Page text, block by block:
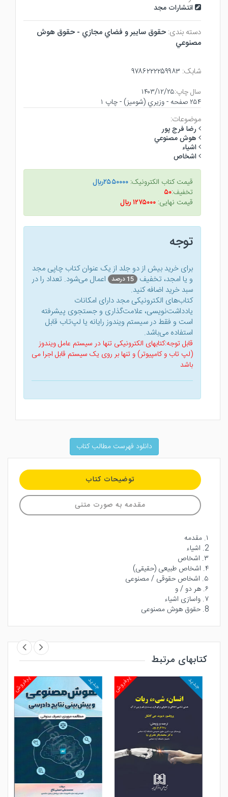
انتشارات مجد
دسته بندی: حقوق سايبر و فضاي مجازي - حقوق هوش
مصنوعي
شابک: ۹۷۸۶۲۲۲۲۵۹۹۸۳
سال چاپ:۱۴۰۳/۱۲/۲۵
۲۵۴ صفحه - وزيري (شوميز) - چاپ ۱
موضوعات:
رضا فرج پور
هوش مصنوعي
اشياء
اشخاص
قیمت کتاب الکترونیک: ۲۵۵۰۰۰۰ريال
تخفیف:۵۰
قیمت نهایی: ۱۲۷۵۰۰۰ ريال
توجه
برای خرید بیش از دو جلد از یک عنوان کتاب‌ چاپی مجد
و یا امجد، تخفیف 15 درصد
اعمال می‌شود. تعداد را در
سبد خرید اضافه کنید.
کتاب‌های الکترونیکی مجد دارای امکانات
یادداشت‌نویسی، علامت‌گذاری و جستجوی پیشرفته
است و فقط در سیستم ویندوز رایانه یا لپ‌تاب قابل
استفاده می‌باشد.
قابل توجه:کتابهای الکترونیکی تنها در سیستم عامل ویندوز
(لپ تاب و کامپیوتر) و تنها بر روی یک سیستم قابل اجرا می
باشد
دانلود فهرست مطالب کتاب
توضیحات کتاب
مقدمه به صورت متنی
۱. مقدمه
2. اشیاء
۳. اشخاص
۴. اشخاص طبیعی (حقیقی)
۵. اشخاص حقوقی / مصنوعی
۶. هر دو / و
۷. واسازی اشیاء
8. حقوق هوش مصنوعی
کتابهای مرتبط
مشاهده و خرید
پرفروش جدید
مشاهده و خرید
پرفروش جدید